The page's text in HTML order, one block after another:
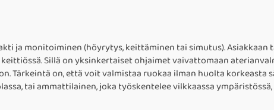
ja monitoiminen (höyrytys, keittäminen tai simutus). Asiakkaan
Sillä on yksinkertaiset ohjaimet vaivattomaan
on, että voit valmistaa ruokaa ilman huolta korkeasta
tai ammattilainen, joka työskentelee vilkkaassa